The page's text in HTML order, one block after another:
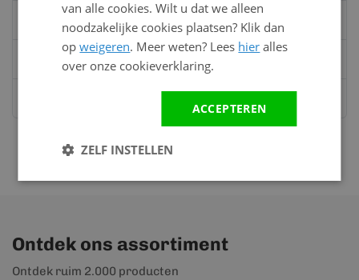
0528 - 355190
info@kunststofbouwmateriaal.nl
Ontdek ons assortiment
Ontdek ruim 2.000 producten
van alle cookies. Wilt u dat we alleen
noodzakelijke cookies plaatsen? Klik dan
opweigeren. Meer weten? Lees hier alles
over onze cookieverklaring.
ACCEPTEREN
ZELF INSTELLEN